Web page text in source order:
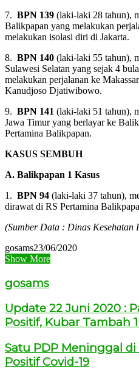
7. BPN 139 (laki-laki 28 tahun),
Balikpapan yang melakukan
melakukan isolasi diri di Jakarta.
8. BPN 140 (laki-laki 55 tahun),
Sulawesi Selatan yang sejak 4
melakukan perjalanan ke
Kanudjoso Djatiwibowo.
9. BPN 141 (laki-laki 51 tahun),
Jawa Timur yang berlayar ke
Pertamina Balikpapan.
KASUS SEMBUH
A. Balikpapan 1 Kasus
1. BPN 94 (laki-laki 37 tahun),
dirawat di RS Pertamina
(Sumber Data : Dinas
gosams23/06/2020
Show More
gosams
Update 22 Juni 2020 :
Positif, Kubar Tambah
Satu PDP Meninggal
Positif Covid-19